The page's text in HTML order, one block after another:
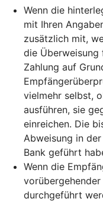
Wenn die
mit Ihren
zusätzlich mit,
die Überweisung
Zahlung auf
vielmehr selbst,
ausführen, sie
einreichen. Die
Abweisung in
Bank geführt
Wenn die
durchgeführt